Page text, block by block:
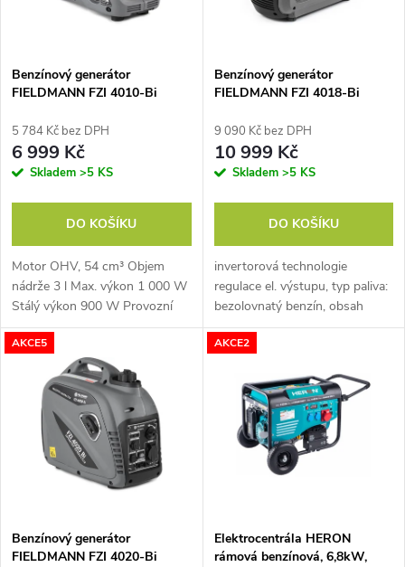
p
r
o
u
k
t
s
p
r
o
d
u
k
Benzínový generátor
FIELDMANN FZI 4010-Bi
5 784 Kč bez DPH
6 999 Kč
Skladem >5 KS
DO KOŠÍKU
Motor OHV, 54 cm³ Objem
nádrže 3 l Max. výkon 1 000 W
Stálý výkon 900 W Provozní
doba až 8,5 hodin/nádrž
Benzínový generátor
FIELDMANN FZI 4018-Bi
9 090 Kč bez DPH
10 999 Kč
Skladem >5 KS
DO KOŠÍKU
invertorová technologie
regulace el. výstupu, typ paliva:
bezolovnatý benzín, obsah
nádrže: 4,1 l, hmotnost: 18
kg, motorový olej není součástí
AKCE5
Benzínový generátor
FIELDMANN FZI 4020-Bi
AKCE2
Elektrocentrála HERON
rámová benzínová, 6,8kW,